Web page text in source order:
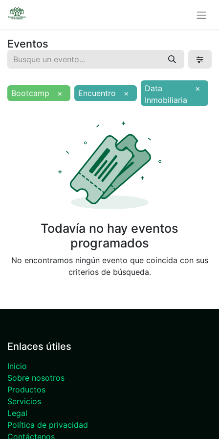
Eventos
Bootcamp × Encuentro ×
Data
Inmobiliaria
×
Todavía no hay eventos
programados
No encontramos ningún evento que coincida con sus
criterios de búsqueda.
Enlaces útiles
Inicio
Sobre nosotros
Productos
Servicios
Legal
Política de privacidad
Contáctenos